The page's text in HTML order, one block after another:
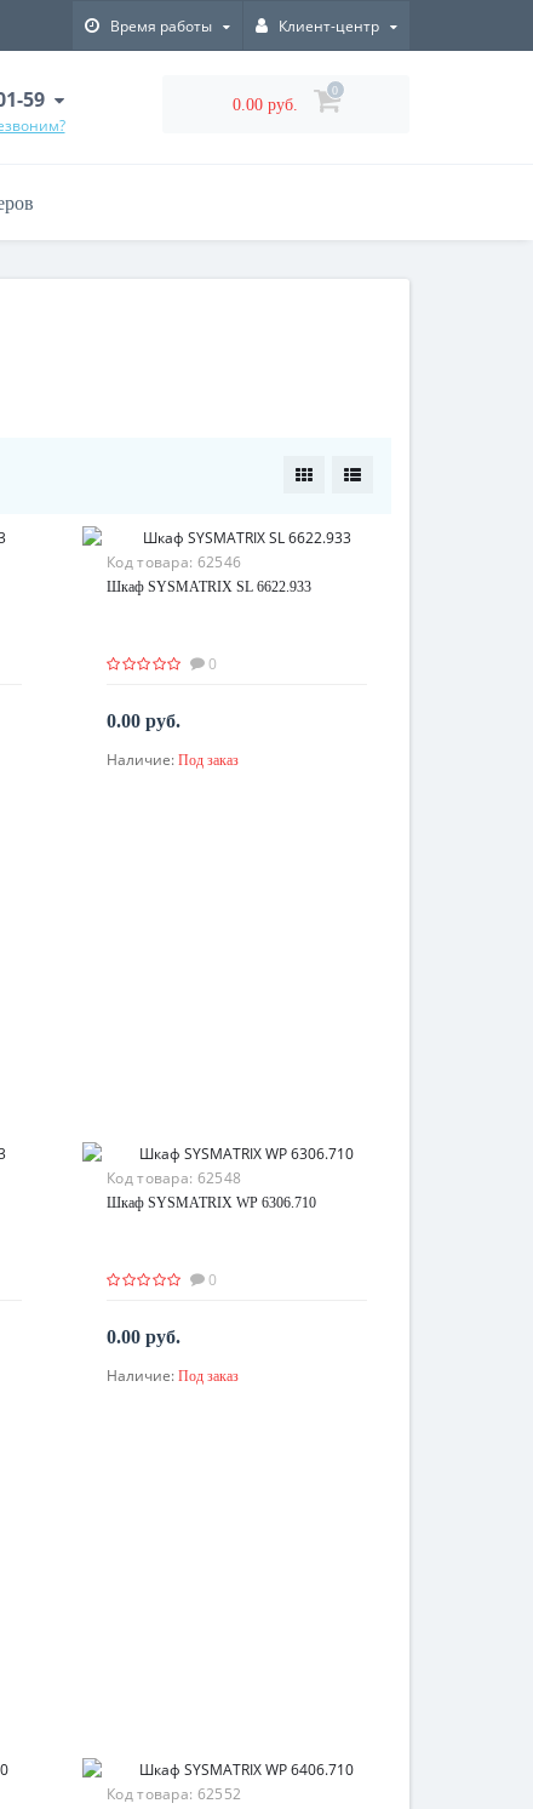
Время работы Клиент-центр
59 0.00 руб.
0
Код товара: 62546
Шкаф SYSMATRIX SL 6622.933
0
0.00 руб.
По запросу
Наличие: Под заказ
Код товара: 62548
Шкаф SYSMATRIX WP 6306.710
0
0.00 руб.
По запросу
Наличие: Под заказ
Код товара: 62552